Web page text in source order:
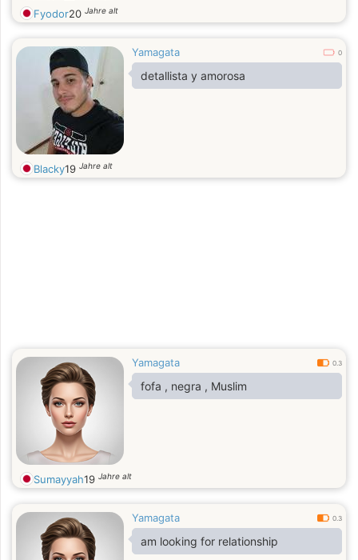
Fyodor20 Jahre alt
Yamagata 0
detallista y amorosa
Blacky19 Jahre alt
Yamagata 0.3
fofa , negra , Muslim
Sumayyah19 Jahre alt
Yamagata 0.3
am looking for relationship